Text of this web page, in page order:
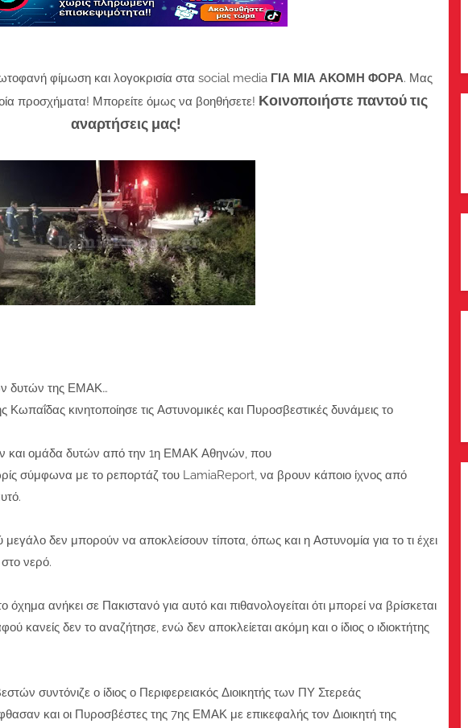
φίμωση και λογοκρισία στα social media ΓΙΑ ΜΙΑ ΑΚΟΜΗ ΦΟΡΑ. Μας
προσχήματα! Μπορείτε όμως να βοηθήσετε! Κοινοποιήστε παντού τις
αναρτήσεις μας!
δυτών της ΕΜΑΚ…
κινητοποίησε τις Αστυνομικές και Πυροσβεστικές δυνάμεις το
και ομάδα δυτών από την 1η ΕΜΑΚ Αθηνών, που
σύμφωνα με το ρεπορτάζ του LamiaReport, να βρουν κάποιο ίχνος από
μεγάλο δεν μπορούν να αποκλείσουν τίποτα, όπως και η Αστυνομία για το τι έχει
νερό.
ανήκει σε Πακιστανό για αυτό και πιθανολογείται ότι μπορεί να βρίσκεται
κανείς δεν το αναζήτησε, ενώ δεν αποκλείεται ακόμη και ο ίδιος ο ιδιοκτήτης
συντόνιζε ο ίδιος ο Περιφερειακός Διοικητής των ΠΥ Στερεάς
και οι Πυροσβέστες της 7ης ΕΜΑΚ με επικεφαλής τον Διοικητή της